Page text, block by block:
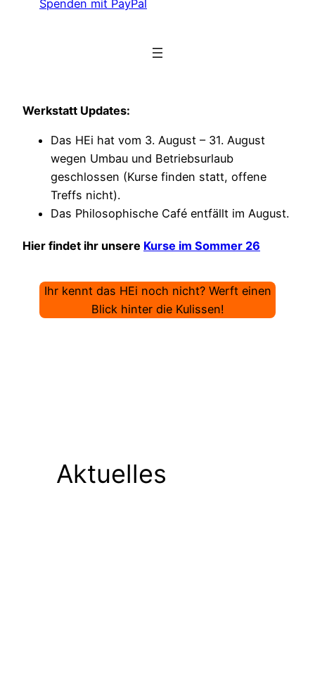
Spenden mit PayPal
Werkstatt Updates:
Das HEi hat vom 3. August – 31. August
wegen Umbau und Betriebsurlaub
geschlossen (Kurse finden statt, offene
Treffs nicht).
Das Philosophische Café entfällt im August.
Hier findet ihr unsere Kurse im Sommer 26
Ihr kennt das HEi noch nicht? Werft einen
Blick hinter die Kulissen!
Aktuelles